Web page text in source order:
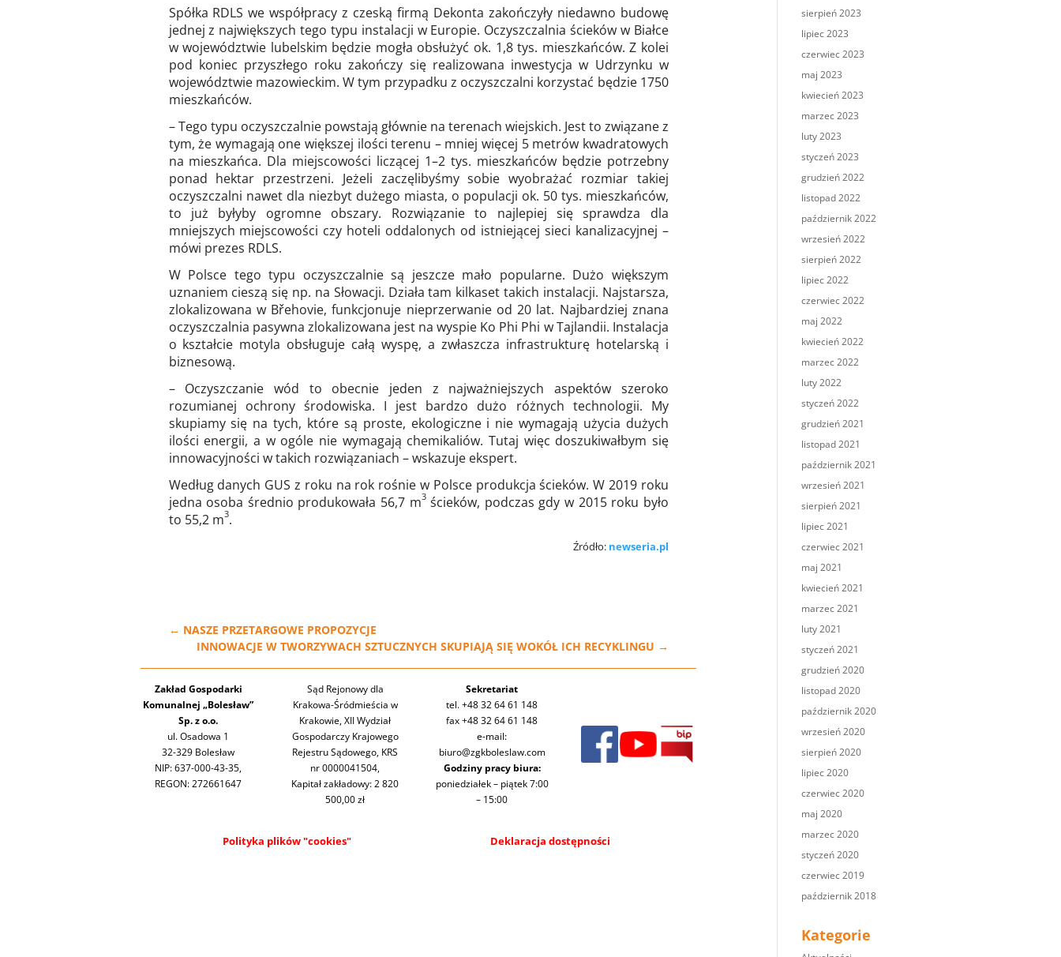
Spółka RDLS we współpracy z czeską firmą Dekonta zakończyły niedawno budowę
jednej z największych tego typu instalacji w Europie. Oczyszczalnia ścieków w Białce
w województwie lubelskim będzie mogła obsłużyć ok. 1,8 tys. mieszkańców. Z kolei
pod koniec przyszłego roku zakończy się realizowana inwestycja w Udrzynku w
województwie mazowieckim. W tym przypadku z oczyszczalni korzystać będzie 1750
mieszkańców.
– Tego typu oczyszczalnie powstają głównie na terenach wiejskich. Jest to związane z
tym, że wymagają one większej ilości terenu – mniej więcej 5 metrów kwadratowych
na mieszkańca. Dla miejscowości liczącej 1–2 tys. mieszkańców będzie potrzebny
ponad hektar przestrzeni. Jeżeli zaczęlibyśmy sobie wyobrażać rozmiar takiej
oczyszczalni nawet dla niezbyt dużego miasta, o populacji ok. 50 tys. mieszkańców,
to już byłyby ogromne obszary. Rozwiązanie to najlepiej się sprawdza dla
mniejszych miejscowości czy hoteli oddalonych od istniejącej sieci kanalizacyjnej –
mówi prezes RDLS.
W Polsce tego typu oczyszczalnie są jeszcze mało popularne. Dużo większym
uznaniem cieszą się np. na Słowacji. Działa tam kilkaset takich instalacji. Najstarsza,
zlokalizowana w Břehovie, funkcjonuje nieprzerwanie od 20 lat. Najbardziej znana
oczyszczalnia pasywna zlokalizowana jest na wyspie Ko Phi Phi w Tajlandii. Instalacja
o kształcie motyla obsługuje całą wyspę, a zwłaszcza infrastrukturę hotelarską i
biznesową.
– Oczyszczanie wód to obecnie jeden z najważniejszych aspektów szeroko
rozumianej ochrony środowiska. I jest bardzo dużo różnych technologii. My
skupiamy się na tych, które są proste, ekologiczne i nie wymagają użycia dużych
ilości energii, a w ogóle nie wymagają chemikaliów. Tutaj więc doszukiwałbym się
innowacyjności w takich rozwiązaniach – wskazuje ekspert.
Według danych GUS z roku na rok rośnie w Polsce produkcja ścieków. W 2019 roku
jedna osoba średnio produkowała 56,7 m3ścieków, podczas gdy w 2015 roku było
to 55,2 m3.
Źródło: newseria.pl
← NASZE PRZETARGOWE PROPOZYCJE
INNOWACJE W TWORZYWACH SZTUCZNYCH SKUPIAJĄ SIĘ WOKÓŁ ICH RECYKLINGU →
Zakład Gospodarki
Komunalnej „Bolesław”
Sp. z o.o.
ul. Osadowa 1
32-329 Bolesław
NIP: 637-000-43-35,
REGON: 272661647
Sąd Rejonowy dla
Krakowa-Śródmieścia w
Krakowie, XII Wydział
Gospodarczy Krajowego
Rejestru Sądowego, KRS
nr 0000041504,
Kapitał zakładowy: 2 820
500,00 zł
Sekretariat
tel. +48 32 64 61 148
fax +48 32 64 61 148
e-mail:
biuro@zgkboleslaw.com
Godziny pracy biura:
poniedziałek – piątek 7:00
– 15:00
Polityka plików "cookies" Deklaracja dostępności
sierpień 2023
lipiec 2023
czerwiec 2023
maj 2023
kwiecień 2023
marzec 2023
luty 2023
styczeń 2023
grudzień 2022
listopad 2022
październik 2022
wrzesień 2022
sierpień 2022
lipiec 2022
czerwiec 2022
maj 2022
kwiecień 2022
marzec 2022
luty 2022
styczeń 2022
grudzień 2021
listopad 2021
październik 2021
wrzesień 2021
sierpień 2021
lipiec 2021
czerwiec 2021
maj 2021
kwiecień 2021
marzec 2021
luty 2021
styczeń 2021
grudzień 2020
listopad 2020
październik 2020
wrzesień 2020
sierpień 2020
lipiec 2020
czerwiec 2020
maj 2020
marzec 2020
styczeń 2020
czerwiec 2019
październik 2018
Kategorie